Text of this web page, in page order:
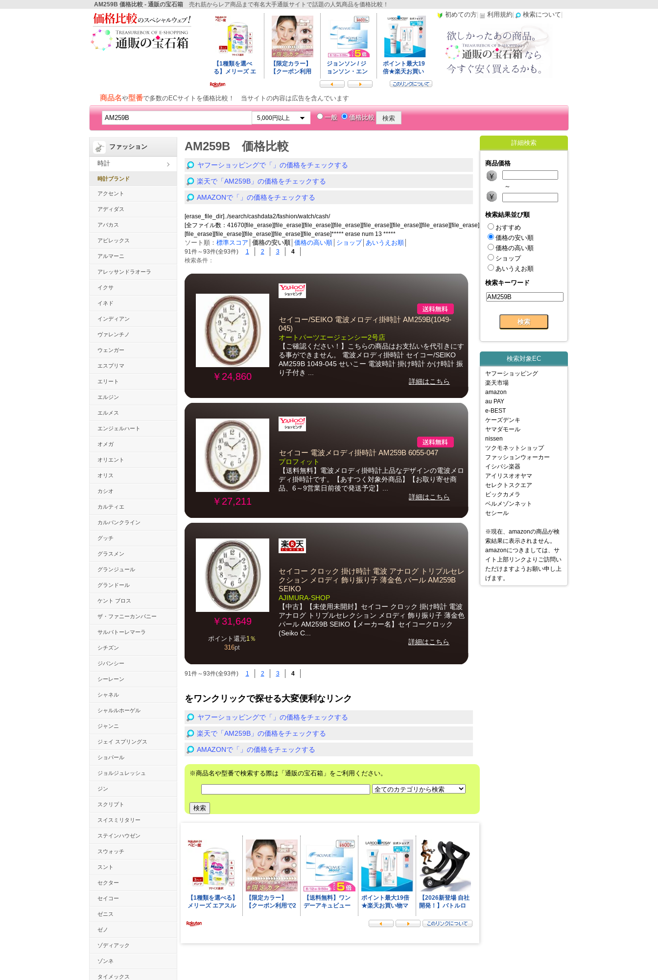
AM259B 価格比較 - 通販の宝石箱 売れ筋からレア商品まで有名大手通販サイトで話題の人気商品を価格比較！
初めての方 利用規約 検索について
商品名や型番で多数のECサイトを価格比較！ 当サイトの内容は広告を含んでいます
一般 価格比較
ファッション
時計
時計ブランド
アクセント
アディダス
アバカス
アビレックス
アルマーニ
アレッサンドラオーラ
イクサ
イネド
インディアン
ヴァレンチノ
ウェンガー
エスプリマ
エリート
エルジン
エルメス
エンジェルハート
オメガ
オリエント
オリス
カシオ
カルティエ
カルバンクライン
グッチ
グラスメン
グランジュール
グランドール
ケント ブロス
ザ・ファニーカンパニー
サルバトーレマーラ
シチズン
ジバンシー
シーレーン
シャネル
シャルルホーゲル
ジャンニ
ジェイ スプリングス
ショパール
ジョルジュレッシュ
ジン
スクリプト
スイスミリタリー
ステインハウゼン
スウォッチ
スント
セクター
セイコー
ゼニス
ゼノ
ゾディアック
ゾンネ
タイメックス
AM259B 価格比較
ヤフーショッピングで「」の価格をチェックする
楽天で「AM259B」の価格をチェックする
AMAZONで「」の価格をチェックする
[erase_file_dir]../search/cashdata2/fashion/watch/cash/
[全ファイル数：41670[file_erase][file_erase][file_erase][file_erase][file_erase][file_erase][file_erase][file_erase]
[file_erase][file_erase][file_erase][file_erase][file_erase]***** erase num 13 *****
ソート順： 標準スコア 価格の安い順 価格の高い順 ショップ│ あいうえお順
91件～93件(全93件) 1 2 3
4
検索条件：
￥24,860
セイコー/SEIKO 電波メロディ掛時計 AM259B(1049-
045)
オートパーツエージェンシー2号店
【ご確認ください！】こちらの商品はお支払いを代引きにす
る事ができません。 電波メロディ掛時計 セイコー/SEIKO
AM259B 1049-045 せいこー 電波時計 掛け時計 かけ時計 振
り子付き ...
詳細はこちら
￥27,211
セイコー 電波メロディ掛時計 AM259B 6055-047
プロフィット
【送料無料】電波メロディ掛時計上品なデザインの電波メロ
ディ掛時計です。【あすつく対象外商品】【お取り寄せ商
品、6～9営業日前後で発送予定】...
詳細はこちら
￥31,649
ポイント還元1％
316pt
セイコー クロック 掛け時計 電波 アナログ トリプルセレ
クション メロディ 飾り振り子 薄金色 パール AM259B
SEIKO
AJIMURA-SHOP
【中古】【未使用未開封】セイコー クロック 掛け時計 電波
アナログ トリプルセレクション メロディ 飾り振り子 薄金色
パール AM259B SEIKO【メーカー名】セイコークロック
(Seiko C...
詳細はこちら
91件～93件(全93件) 1 2 3 4
をワンクリックで探せる大変便利なリンク
ヤフーショッピングで「」の価格をチェックする
楽天で「AM259B」の価格をチェックする
AMAZONで「」の価格をチェックする
※商品名や型番で検索する際は「通販の宝石箱」をご利用ください。
詳細検索
商品価格
～
検索結果並び順
おすすめ
価格の安い順
価格の高い順
ショップ
あいうえお順
検索キーワード
検索対象EC
ヤフーショッピング
楽天市場
amazon
au PAY
e-BEST
ケーズデンキ
ヤマダモール
nissen
ツクモネットショップ
ファッションウォーカー
イシバシ楽器
アイリスオオヤマ
セレクトスクエア
ビックカメラ
ベルメゾンネット
セシール
※現在、amazonの商品が検
索結果に表示されません。
amazonにつきましては、サ
イト上部リンクよりご訪問い
ただけますようお願い申し上
げます。